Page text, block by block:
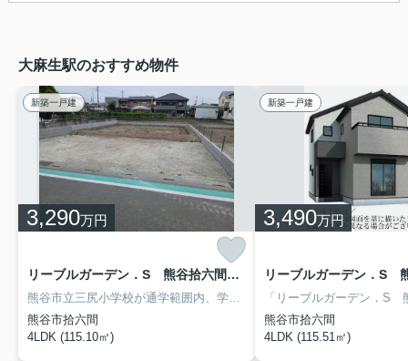
大麻生駅のおすすめ物件
新築一戸建
3,290万円
リーブルガーデン．S 熊谷拾六間第７ １号棟
熊谷市拾六間
4LDK (115.10㎡)
新築一戸建
3,490万円
熊谷市拾六間
4LDK (115.51㎡)